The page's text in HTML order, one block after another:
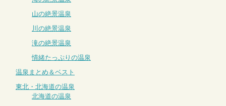
山の絶景温泉
川の絶景温泉
滝の絶景温泉
情緒たっぷりの温泉
温泉まとめ＆ベスト
東北・北海道の温泉
北海道の温泉